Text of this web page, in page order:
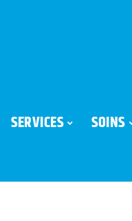
SERVICES SOINS